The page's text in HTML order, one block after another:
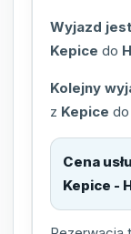
Wyjazd
Kepice do
Kolejny
z Kepice do
Cena
Kepice -